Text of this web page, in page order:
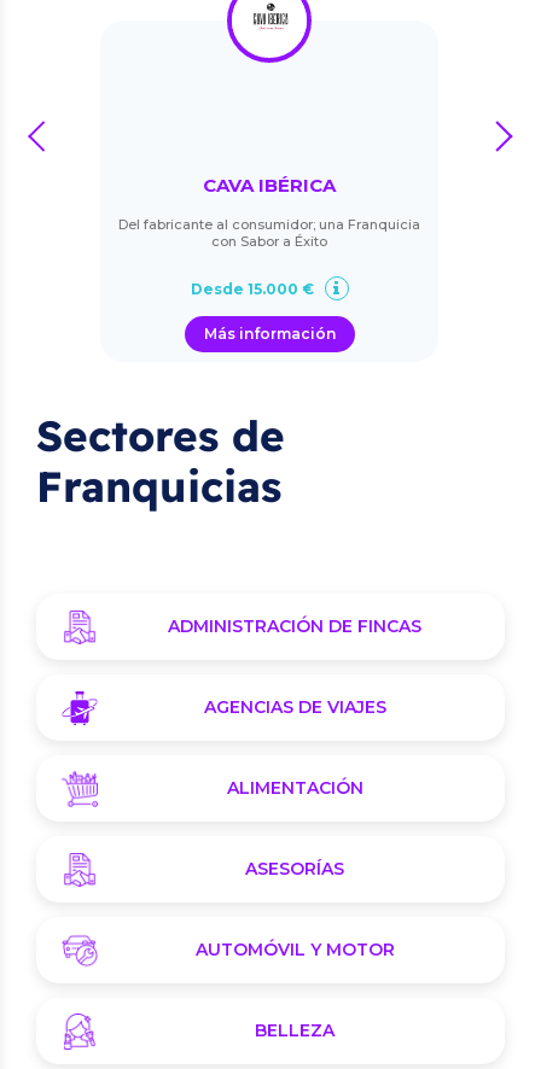
CAVA IBÉRICA
Del fabricante al consumidor; una Franquicia
con Sabor a Éxito
Desde 15.000 €
Más información
prev next
Sectores de
Franquicias
ADMINISTRACIÓN DE FINCAS
AGENCIAS DE VIAJES
ALIMENTACIÓN
ASESORÍAS
AUTOMÓVIL Y MOTOR
BELLEZA